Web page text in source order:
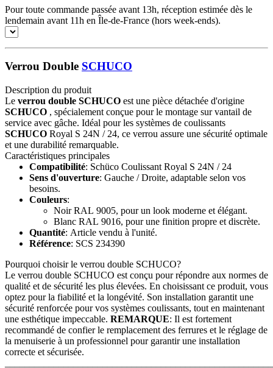
Pour toute commande passée avant 13h, réception estimée dès le
lendemain avant 11h en Île-de-France (hors week-ends).
Verrou Double SCHUCO
Description du produit
Le verrou double SCHUCO est une pièce détachée d'origine
SCHUCO , spécialement conçue pour le montage sur vantail de
service avec gâche. Idéal pour les systèmes de coulissants
SCHUCO Royal S 24N / 24, ce verrou assure une sécurité optimale
et une durabilité remarquable.
Caractéristiques principales
Compatibilité: Schüco Coulissant Royal S 24N / 24
Sens d'ouverture: Gauche / Droite, adaptable selon vos
besoins.
Couleurs:
Noir RAL 9005, pour un look moderne et élégant.
Blanc RAL 9016, pour une finition propre et discrète.
Quantité: Article vendu à l'unité.
Référence: SCS 234390
Pourquoi choisir le verrou double SCHUCO?
Le verrou double SCHUCO est conçu pour répondre aux normes de
qualité et de sécurité les plus élevées. En choisissant ce produit, vous
optez pour la fiabilité et la longévité. Son installation garantit une
sécurité renforcée pour vos systèmes coulissants, tout en maintenant
une esthétique impeccable. REMARQUE: Il est fortement
recommandé de confier le remplacement des ferrures et le réglage de
la menuiserie à un professionnel pour garantir une installation
correcte et sécurisée.